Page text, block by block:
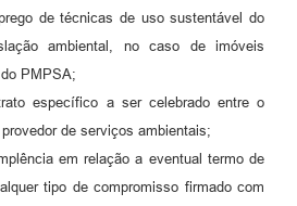
de técnicas de uso sustentável do
ambiental, no caso de imóveis
PMPSA;
específico a ser celebrado entre o
de serviços ambientais;
em relação a eventual termo de
tipo de compromisso firmado com